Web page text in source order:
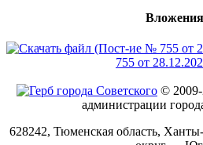
755 от
©
администрации
628242, Тюменская область,